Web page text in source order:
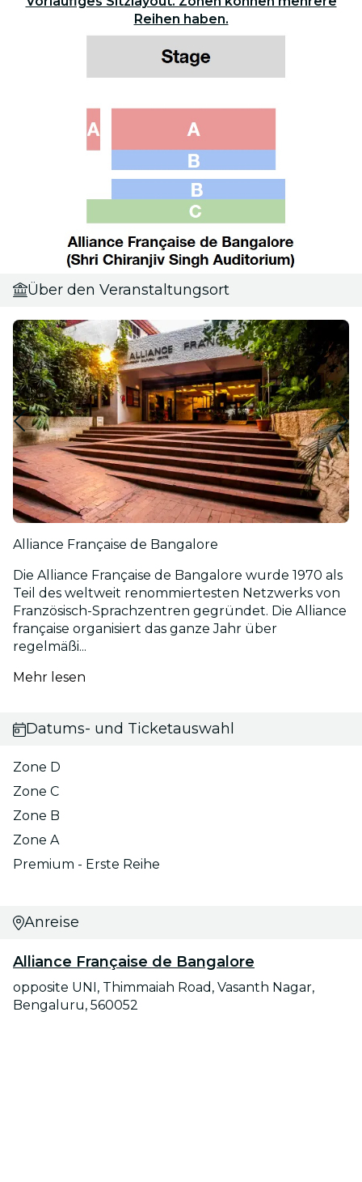
Reihen haben.
Über den Veranstaltungsort
Alliance Française de Bangalore
Die Alliance Française de Bangalore wurde 1970 als
Teil des weltweit renommiertesten Netzwerks von
Französisch-Sprachzentren gegründet. Die Alliance
française organisiert das ganze Jahr über
regelmäßi...
Mehr lesen
Datums- und Ticketauswahl
Zone D
Zone C
Zone B
Zone A
Premium - Erste Reihe
Anreise
Alliance Française de Bangalore
opposite UNI, Thimmaiah Road, Vasanth Nagar,
Bengaluru, 560052